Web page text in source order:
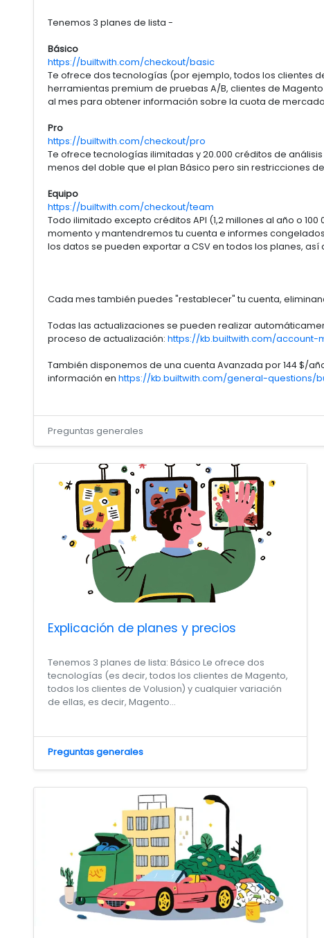
Tenemos 3 planes de lista -
Básico
https://builtwith.com/checkout/basic
Te ofrece dos tecnologías (por ejemplo, todos los clientes
herramientas premium de pruebas A/B, clientes de
al mes para obtener información sobre la cuota de
Pro
https://builtwith.com/checkout/pro
Te ofrece tecnologías ilimitadas y 20.000 créditos de
menos del doble que el plan Básico pero sin restricciones
Equipo
https://builtwith.com/checkout/team
Todo ilimitado excepto créditos API (1,2 millones al año o
momento y mantendremos tu cuenta e informes
los datos se pueden exportar a CSV en todos los planes,
Cada mes también puedes "restablecer" tu cuenta,
Todas las actualizaciones se pueden realizar
proceso de actualización: https://kb.builtwith.com/
También disponemos de una cuenta Avanzada por 144 $/
información en https://kb.builtwith.com/general-questions/
Preguntas generales
Explicación de planes y precios
Tenemos 3 planes de lista: Básico Le ofrece dos
tecnologías (es decir, todos los clientes de Magento,
todos los clientes de Volusion) y cualquier variación
de ellas, es decir, Magento...
Preguntas generales